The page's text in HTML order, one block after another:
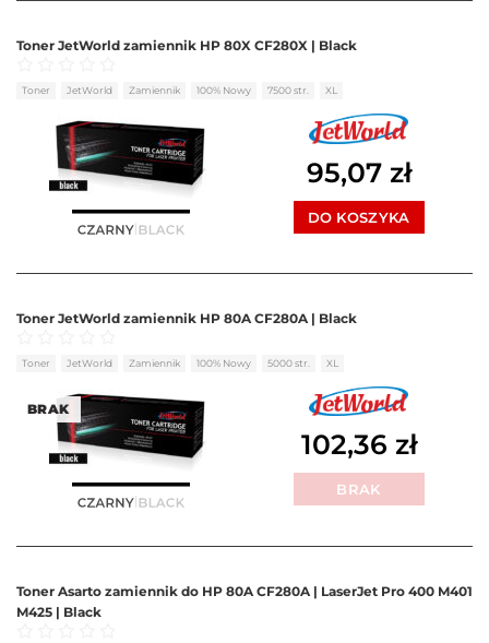
Toner JetWorld zamiennik HP 80X CF280X | Black
Oceniono na 5
Toner JetWorld Zamiennik 100% Nowy 7500 str. XL
95,07 zł
DO KOSZYKA
BRAK
Toner JetWorld zamiennik HP 80A CF280A | Black
Oceniono na 5
Toner JetWorld Zamiennik 100% Nowy 5000 str. XL
102,36 zł
BRAK
Toner Asarto zamiennik do HP 80A CF280A | LaserJet Pro 400 M401
M425 | Black